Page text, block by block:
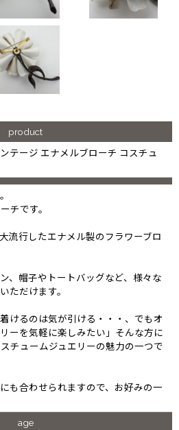
product
テージ エナメルブローチ コスチュ
チです。
流行したエナメル製のフラワーブロ
、帽子やトートバッグなど、様々な
ただけます。
けるのは気が引ける・・・、でもオ
ーを気軽に楽しみたい」そんな方に
チュームジュエリーの魅力の一つで
も合わせられますので、お好みの一
age